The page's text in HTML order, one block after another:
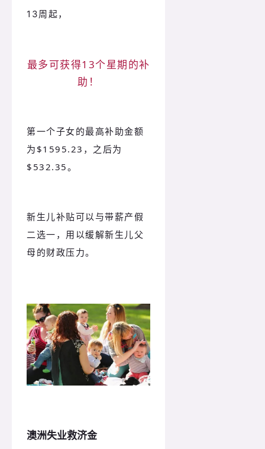
13周起，
最多可获得13个星期的补
助！
第一个子女的最高补助金额
为$1595.23，之后为
$532.35。
新生儿补贴可以与带薪产假
二选一，用以缓解新生儿父
母的财政压力。
澳洲失业救济金